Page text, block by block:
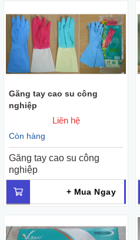
Găng tay cao su công
nghiệp
Liên hệ
Còn hàng
Găng tay cao su công
nghiệp
+ Mua Ngay